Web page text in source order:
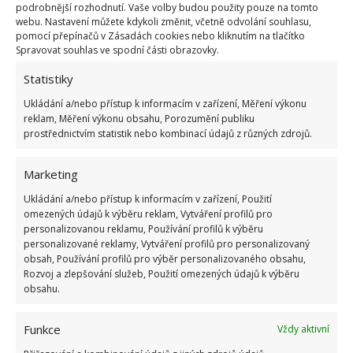
podrobnější rozhodnutí. Vaše volby budou použity pouze na tomto
webu. Nastavení můžete kdykoli změnit, včetně odvolání souhlasu,
pomocí přepínačů v Zásadách cookies nebo kliknutím na tlačítko
Spravovat souhlas ve spodní části obrazovky.
Statistiky
Ukládání a/nebo přístup k informacím v zařízení, Měření výkonu
reklam, Měření výkonu obsahu, Porozumění publiku
prostřednictvím statistik nebo kombinací údajů z různých zdrojů.
Marketing
Ukládání a/nebo přístup k informacím v zařízení, Použití
omezených údajů k výběru reklam, Vytváření profilů pro
personalizovanou reklamu, Používání profilů k výběru
personalizované reklamy, Vytváření profilů pro personalizovaný
obsah, Používání profilů pro výběr personalizovaného obsahu,
Rozvoj a zlepšování služeb, Použití omezených údajů k výběru
obsahu.
Funkce
Vždy aktivní
OBLÍBENÉ ČLÁNKY
Pokuta až 10 000 Kč hrozí za nesprávné sekání i
nesekání trávy. Záleží i na prostředku a lokaci
Kvíz na téma pionýrské tábory za socialismu:
Kdo je zažil, bez problému získá 12 ze 12 bodů
12.5.2026
Test znalostí o každodenní realitě za